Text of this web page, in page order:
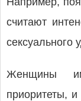
считают
сексуального
Женщины
приоритеты, и